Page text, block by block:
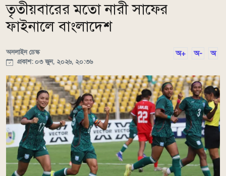
তৃতীয়বারের মতো নারী সাফের
ফাইনালে বাংলাদেশ
অনলাইন ডেস্ক
প্রকাশ: ০৩ জুন, ২০২৬, ২০:৩৬
অ+ অ- অ